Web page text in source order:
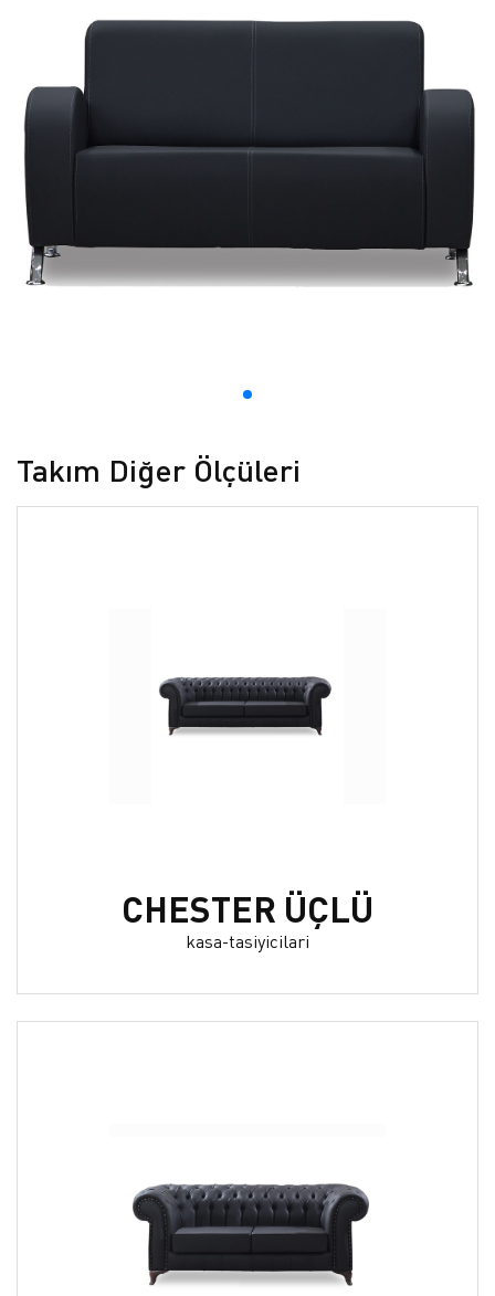
Takım Diğer Ölçüleri
CHESTER ÜÇLÜ
kasa-tasiyicilari